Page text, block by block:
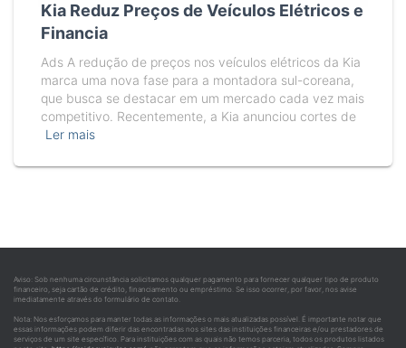
Kia Reduz Preços de Veículos Elétricos e
Financia
Ads A redução de preços nos veículos elétricos da Kia
marca uma nova fase para a montadora sul-coreana,
que busca se destacar em um mercado cada vez mais
competitivo. Recentemente, a Kia anunciou cortes de
Ler mais
Aviso: Sob nenhuma circunstância solicitamos qualquer pagamento para fornecer qualquer tipo de produto
financeiro, seja cartão de crédito, financiamento ou empréstimo. Se isso ocorrer, por favor, nos avise
imediatamente através do formulário de contato.
Nota: Nos esforçamos para manter todas as informações o mais atualizadas possível. É importante notar que
essas informações podem diferir das encontradas nos sites das instituições financeiras e/ou prestadores de
serviços de um site específico. Para instituições com as quais não temos parceria, todos os produtos listados